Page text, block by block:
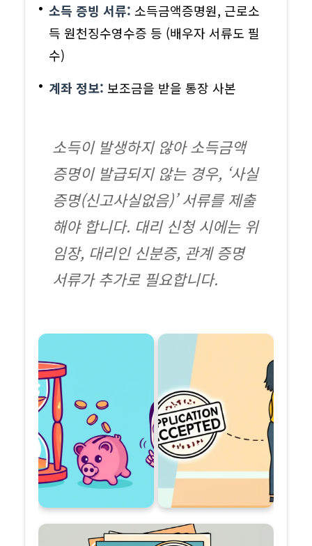
소득 증빙 서류: 소득금액증명원, 근로소
득 원천징수영수증 등 (배우자 서류도 필
수)
계좌 정보: 보조금을 받을 통장 사본
소득이 발생하지 않아 소득금액
증명이 발급되지 않는 경우, ‘사실
증명(신고사실없음)’ 서류를 제출
해야 합니다. 대리 신청 시에는 위
임장, 대리인 신분증, 관계 증명
서류가 추가로 필요합니다.